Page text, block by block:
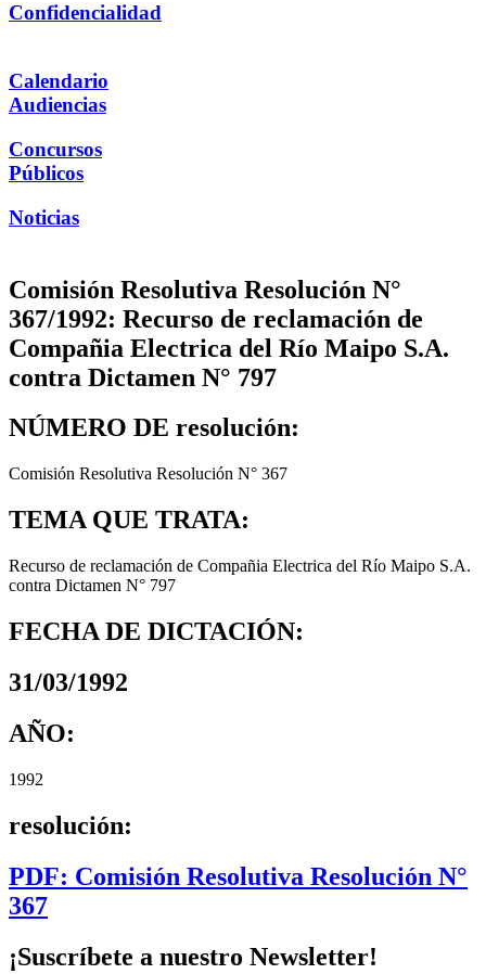
Confidencialidad
Calendario
Audiencias
Concursos
Públicos
Noticias
Comisión Resolutiva Resolución N°
367/1992: Recurso de reclamación de
Compañia Electrica del Río Maipo S.A.
contra Dictamen N° 797
NÚMERO DE resolución:
Comisión Resolutiva Resolución N° 367
TEMA QUE TRATA:
Recurso de reclamación de Compañia Electrica del Río Maipo S.A.
contra Dictamen N° 797
FECHA DE DICTACIÓN:
31/03/1992
AÑO:
1992
resolución:
PDF: Comisión Resolutiva Resolución N°
367
¡Suscríbete a nuestro Newsletter!